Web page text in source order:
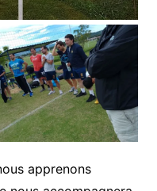
apprenons